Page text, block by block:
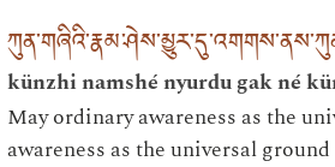
künzhi namshé nyurdu gak né
May ordinary awareness as the
awareness as the universal